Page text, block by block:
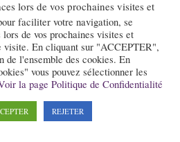
Quintet
lors de vos prochaines visites et
faciliter votre navigation, se
de vos prochaines visites et
visite. En cliquant sur "ACCEPTER",
de l'ensemble des cookies. En
vous pouvez sélectionner les
la page Politique de Confidentialité
REJETER